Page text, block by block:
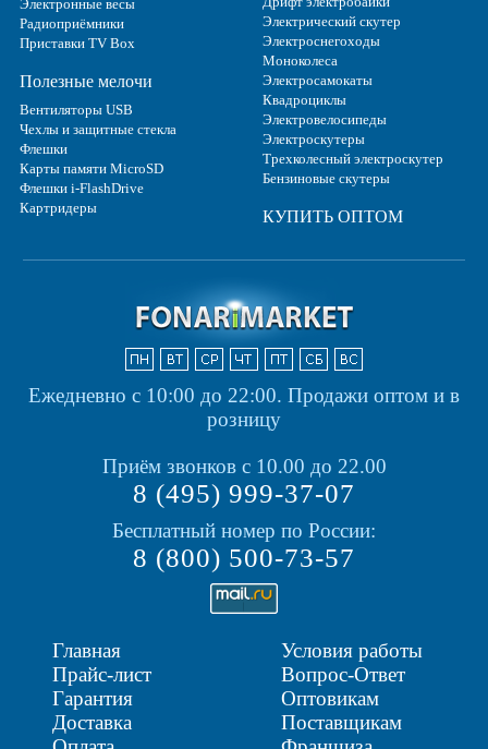
Электронные весы
Радиоприёмники
Приставки TV Box
Полезные мелочи
Вентиляторы USB
Чехлы и защитные стекла
Флешки
Карты памяти MicroSD
Флешки i-FlashDrive
Картридеры
Электрический скутер
Электроснегоходы
Моноколеса
Электросамокаты
Квадроциклы
Электровелосипеды
Электроскутеры
Трехколесный электроскутер
Бензиновые скутеры
КУПИТЬ ОПТОМ
Ежедневно с 10:00 до 22:00. Продажи оптом и в
розницу
Приём звонков с 10.00 до 22.00
8 (495) 999-37-07
Бесплатный номер по России:
8 (800) 500-73-57
Главная
Прайс-лист
Гарантия
Доставка
Условия работы
Вопрос-Ответ
Оптовикам
Поставщикам